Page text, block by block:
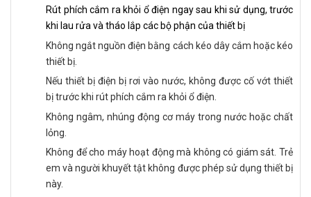
Rút phích cắm ra khỏi ổ điện ngay sau khi sử dụng, trước
khi lau rửa và tháo lắp các bộ phận của thiết bị
Không ngắt nguồn điện bằng cách kéo dây cắm hoặc kéo
thiết bị.
Nếu thiết bị điện bị rơi vào nước, không được cố vớt thiết
bị trước khi rút phích cắm ra khỏi ổ điện.
Không ngâm, nhúng động cơ máy trong nước hoặc chất
lỏng.
Không để cho máy hoạt động mà không có giám sát. Trẻ
em và người khuyết tật không được phép sử dụng thiết bị
này.